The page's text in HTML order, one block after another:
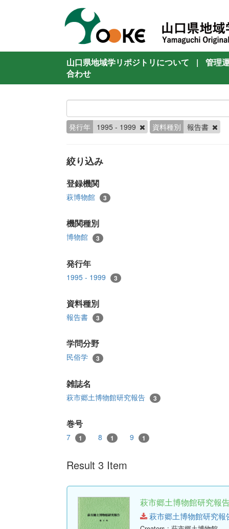
山口県地域学リポジトリについて |
管理
合わせ
発行年 1995 - 1999 資料種別 報告書
絞り込み
登録機関
萩博物館 3
機関種別
博物館 3
発行年
1995 - 1999 3
資料種別
報告書 3
学問分野
民俗学 3
雑誌名
萩市郷土博物館研究報告 3
巻号
7 1 8 1 9 1
Result 3 Item
萩市郷土博物館研究報
萩市郷土博物館研究報